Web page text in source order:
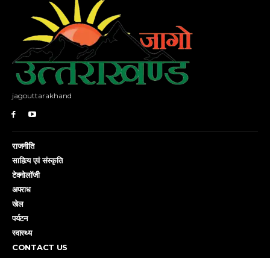
jagouttarakhand
राजनीति
साहित्य एवं संस्कृति
टेक्नोलॉजी
अपराध
खेल
पर्यटन
स्वास्थ्य
CONTACT US